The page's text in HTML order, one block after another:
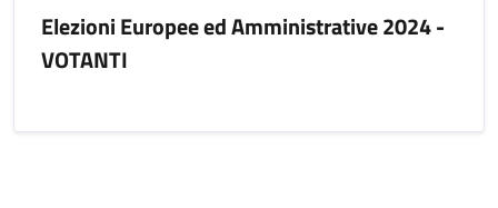
Elezioni Europee ed Amministrative 2024 -
VOTANTI